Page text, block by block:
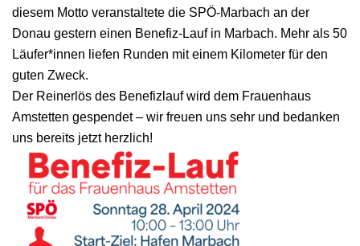
diesem Motto veranstaltete die SPÖ-Marbach an der
Donau gestern einen Benefiz-Lauf in Marbach. Mehr als 50
Läufer*innen liefen Runden mit einem Kilometer für den
guten Zweck.
Der Reinerlös des Benefizlauf wird dem Frauenhaus
Amstetten gespendet – wir freuen uns sehr und bedanken
uns bereits jetzt herzlich!